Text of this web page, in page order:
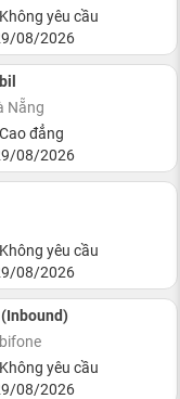
yêu cầu
08/2026
Nẵng
đẳng
08/2026
yêu cầu
08/2026
yêu cầu
08/2026